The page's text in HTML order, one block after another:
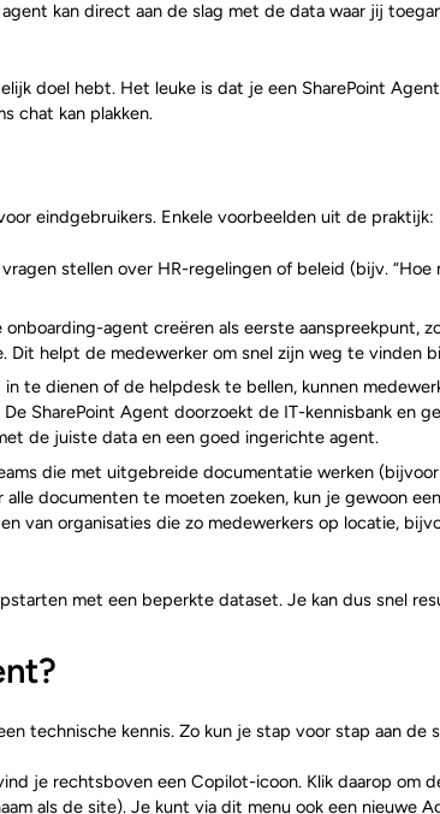
kan direct aan de slag met de data waar jij
doel hebt. Het leuke is dat je een SharePoint
chat kan plakken.
eindgebruikers. Enkele voorbeelden uit de praktijk:
stellen over HR-regelingen of beleid (bijv. “Hoe
agent creëren als eerste aanspreekpunt,
helpt de medewerker om snel zijn weg te vinden
te dienen of de helpdesk te bellen, kunnen
SharePoint Agent doorzoekt de IT-kennisbank en
de juiste data en een goed ingerichte agent.
die met uitgebreide documentatie werken
documenten te moeten zoeken, kun je gewoon
van organisaties die zo medewerkers op locatie,
met een beperkte dataset. Je kan dus snel
technische kennis. Zo kun je stap voor stap aan de
je rechtsboven een Copilot-icoon. Klik daarop om
als de site). Je kunt via dit menu ook een nieuwe